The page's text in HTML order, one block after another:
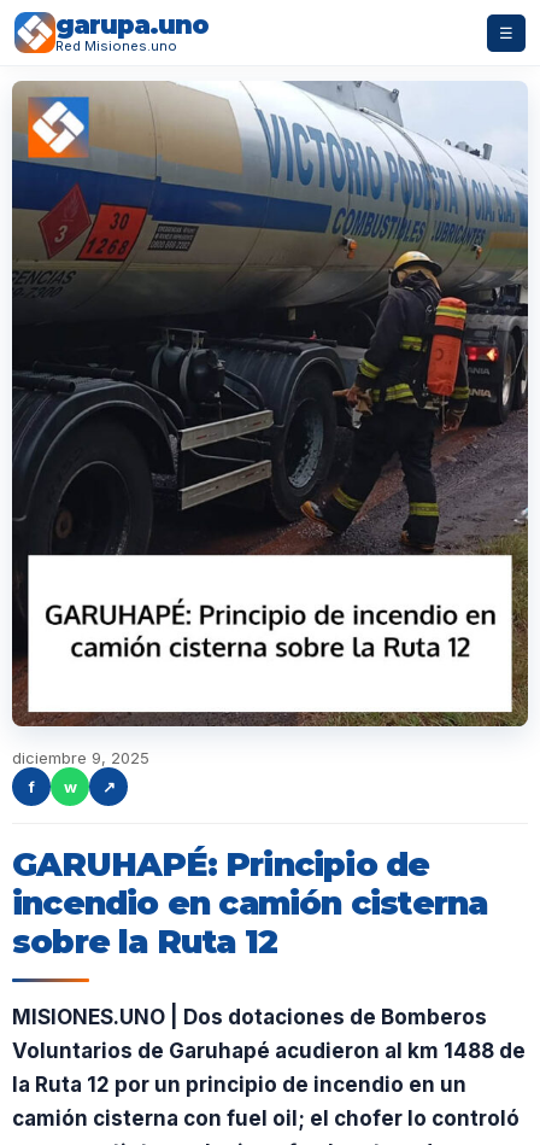
garupa.uno
Red Misiones.uno
☰
diciembre 9, 2025
f
w ↗
GARUHAPÉ: Principio de
incendio en camión cisterna
sobre la Ruta 12
MISIONES.UNO | Dos dotaciones de Bomberos
Voluntarios de Garuhapé acudieron al km 1488 de
la Ruta 12 por un principio de incendio en un
camión cisterna con fuel oil; el chofer lo controló